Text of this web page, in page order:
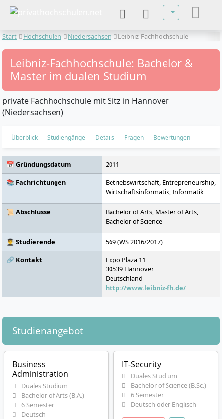
Sprache
Start Hochschulen Niedersachsen Leibniz-Fachhochschule
Leibniz-Fachhochschule: Bachelor &
Master im dualen Studium
private Fachhochschule mit Sitz in Hannover
(Niedersachsen)
Überblick Studiengänge Details Fragen Bewertungen
📅 Gründungsdatum
2011
📚 Fachrichtungen
Betriebswirtschaft, Entrepreneurship,
Wirtschaftsinformatik, Informatik
📜 Abschlüsse
Bachelor of Arts, Master of Arts,
Bachelor of Science
👨‍🎓 Studierende
569 (WS 2016/2017)
🔗 Kontakt
Expo Plaza 11
30539 Hannover
Deutschland
http://www.leibniz-fh.de/
Studienangebot
Business
Administration
Duales Studium
Bachelor of Arts (B.A.)
6 Semester
Deutsch
IT-Security
Duales Studium
Bachelor of Science (B.Sc.)
6 Semester
Deutsch oder Englisch